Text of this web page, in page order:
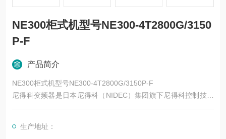
NE300柜式机型号NE300-4T2800G/3150
P-F
产品简介
NE300柜式机型号NE300-4T2800G/3150P-F
尼得科变频器是日本尼得科（NIDEC）集团旗下尼得科控制技术
（Control Techniques，简称尼得科 CT）的核心产品系列，专注
涵盖低压交流变频、中压交流变频、运动控制、直流驱动等类
生产地址：